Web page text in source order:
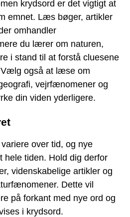
krydsord er det vigtigt at
emnet. Læs bøger, artikler
omhandler
du lærer om naturen,
i stand til at forstå cluesene
også at læse om
vejrfænomener og
din viden yderligere.
over tid, og nye
hele tiden. Hold dig derfor
videnskabelige artikler og
Dette vil
på forkant med nye ord og
i krydsord.